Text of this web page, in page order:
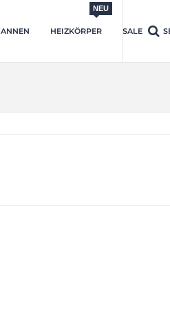
HEIZKÖRPER
NEU
SALE